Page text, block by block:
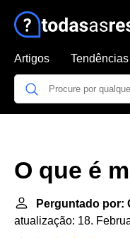
Artigos Tendências
O que é
Perguntado por:
atualização: 18.